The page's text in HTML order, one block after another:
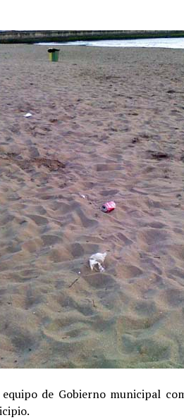
de Gobierno municipal